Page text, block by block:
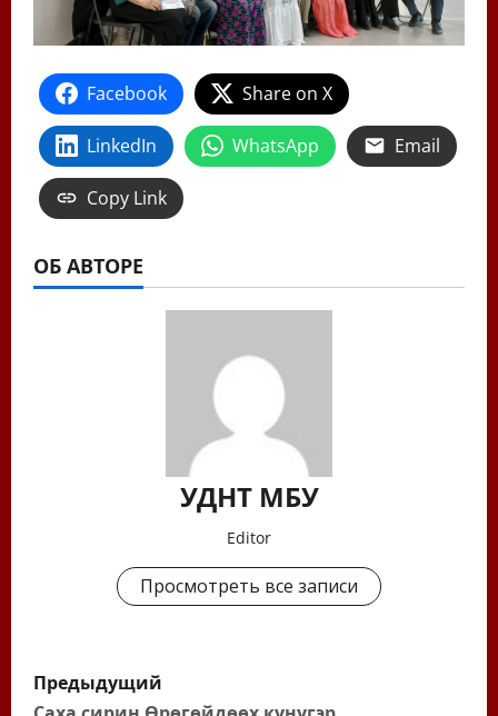
Facebook Share on X
LinkedIn WhatsApp Email
Copy Link
ОБ АВТОРЕ
УДНТ МБУ
Editor
Просмотреть все записи
Н
Предыдущий